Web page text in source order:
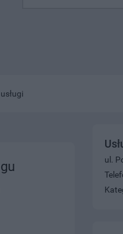
ul.